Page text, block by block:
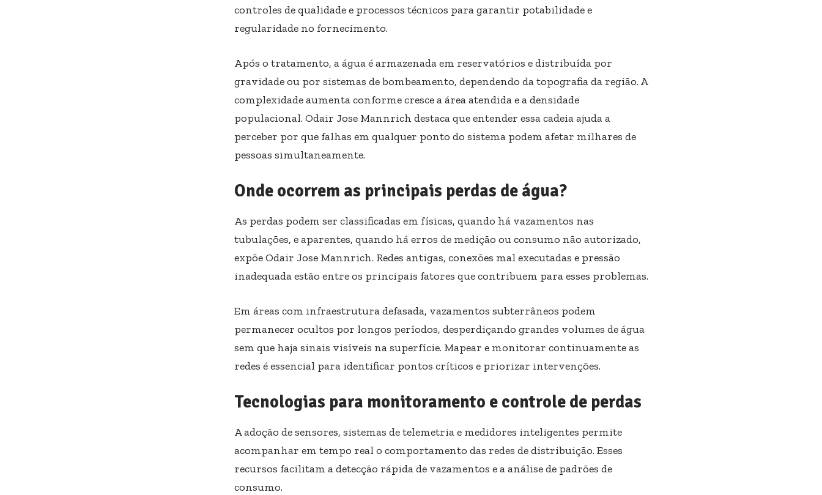
controles de qualidade e processos técnicos para garantir potabilidade e
regularidade no fornecimento.
Após o tratamento, a água é armazenada em reservatórios e distribuída por
gravidade ou por sistemas de bombeamento, dependendo da topografia da região. A
complexidade aumenta conforme cresce a área atendida e a densidade
populacional. Odair Jose Mannrich destaca que entender essa cadeia ajuda a
perceber por que falhas em qualquer ponto do sistema podem afetar milhares de
pessoas simultaneamente.
Onde ocorrem as principais perdas de água?
As perdas podem ser classificadas em físicas, quando há vazamentos nas
tubulações, e aparentes, quando há erros de medição ou consumo não autorizado,
expõe Odair Jose Mannrich. Redes antigas, conexões mal executadas e pressão
inadequada estão entre os principais fatores que contribuem para esses problemas.
Em áreas com infraestrutura defasada, vazamentos subterrâneos podem
permanecer ocultos por longos períodos, desperdiçando grandes volumes de água
sem que haja sinais visíveis na superfície. Mapear e monitorar continuamente as
redes é essencial para identificar pontos críticos e priorizar intervenções.
Tecnologias para monitoramento e controle de perdas
A adoção de sensores, sistemas de telemetria e medidores inteligentes permite
acompanhar em tempo real o comportamento das redes de distribuição. Esses
recursos facilitam a detecção rápida de vazamentos e a análise de padrões de
consumo.